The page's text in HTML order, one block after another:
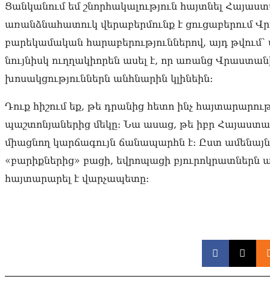
Ցանկանում եմ շնորհակալություն հայտնել
առանձնահատուկ վերաբերմունք է
բարեկամական հարաբերություններով, այդ
նույնիսկ ուղղակիորեն ասել է, որ առանց
խոսակցություններն անհնարին կլինեին։
Դուք հիշում եք, թե դրանից հետո ինչ
պաշտոնյաներից մեկը։ Նա ասաց, թե իբր
միացնող կարճագույն ճանապարհն է։ Ըստ
«բարիքներից» բացի, եվրոպացի բյուրոկրատներն
հայտարարել է վարչապետը։